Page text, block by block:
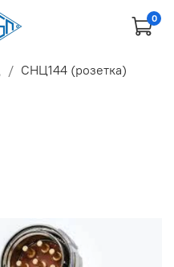
0
СНЦ144 (розетка)